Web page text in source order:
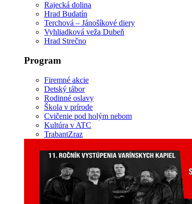
Rajecká dolina
Hrad Budatín
Terchová – Jánošíkové diery
Vyhliadková veža Dubeň
Hrad Strečno
Program
Firemné akcie
Detský tábor
Rodinné oslavy
Škola v prírode
Cvičenie pod holým nebom
Kultúra v ATC
TrabantZraz